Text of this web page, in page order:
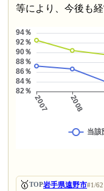
等により、今後も
🥇TOP岩手県遠野市#1/62